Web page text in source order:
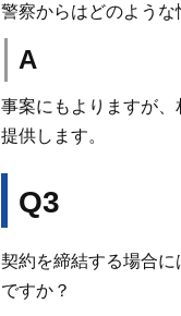
警察からはどのような
A
事案にもよりますが
提供します。
Q3
契約を締結する場合
ですか？